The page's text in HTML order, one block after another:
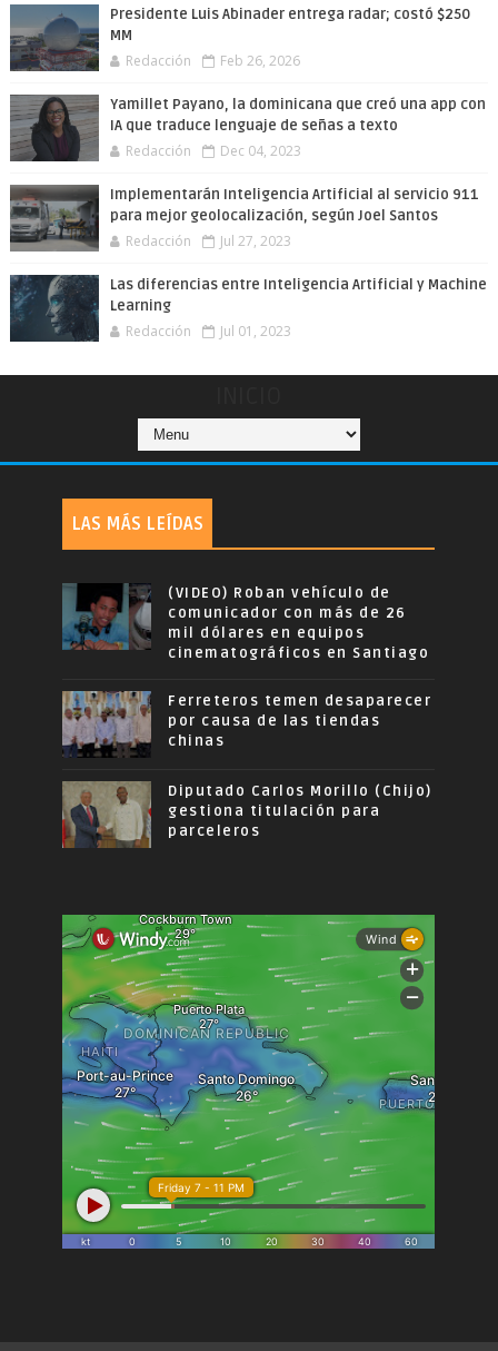
Presidente Luis Abinader entrega radar; costó $250
MM
Redacción Feb 26, 2026
Yamillet Payano, la dominicana que creó una app con
IA que traduce lenguaje de señas a texto
Redacción Dec 04, 2023
Implementarán Inteligencia Artificial al servicio 911
para mejor geolocalización, según Joel Santos
Redacción Jul 27, 2023
Las diferencias entre Inteligencia Artificial y Machine
Learning
Redacción Jul 01, 2023
LAS MÁS LEÍDAS
(VIDEO) Roban vehículo de
comunicador con más de 26
mil dólares en equipos
cinematográficos en Santiago
Ferreteros temen desaparecer
por causa de las tiendas
chinas
Diputado Carlos Morillo (Chijo)
gestiona titulación para
parceleros